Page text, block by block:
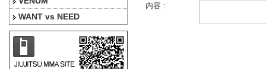
WANT vs NEED
内容 :